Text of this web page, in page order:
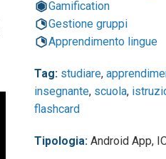
Gamification
Gestione gruppi
Apprendimento lingue
Tag: studiare,
insegnante, scuola,
flashcard
Tipologia: Android App,